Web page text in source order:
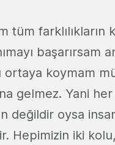
tüm farklılıkların
başarırsam
koymam
gelmez. Yani
değildir oysa
Hepimizin iki